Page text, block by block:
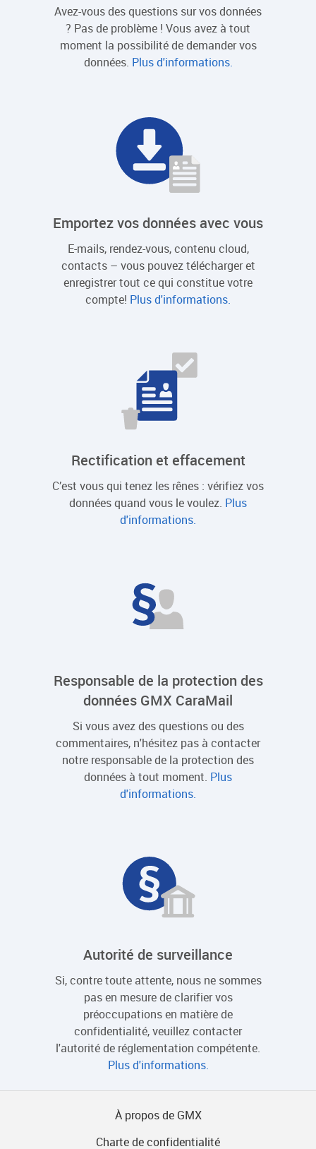
Avez-vous des questions sur vos données
? Pas de problème ! Vous avez à tout
moment la possibilité de demander vos
données. Plus d'informations.
Emportez vos données avec vous
E-mails, rendez-vous, contenu cloud,
contacts – vous pouvez télécharger et
enregistrer tout ce qui constitue votre
compte! Plus d'informations.
Rectification et effacement
C’est vous qui tenez les rênes : vérifiez vos
données quand vous le voulez. Plus
d'informations.
Responsable de la protection des
données GMX CaraMail
Si vous avez des questions ou des
commentaires, n'hésitez pas à contacter
notre responsable de la protection des
données à tout moment. Plus
d'informations.
Autorité de surveillance
Si, contre toute attente, nous ne sommes
pas en mesure de clarifier vos
préoccupations en matière de
confidentialité, veuillez contacter
l'autorité de réglementation compétente.
Plus d'informations.
À propos de GMX
Charte de confidentialité